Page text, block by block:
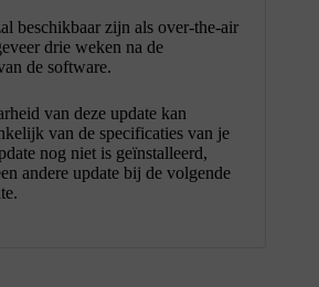
beschikbaar zijn als over-the-air
drie weken na de
de software.
van deze update kan
van de specificaties van je
nog niet is geïnstalleerd,
andere update bij de volgende